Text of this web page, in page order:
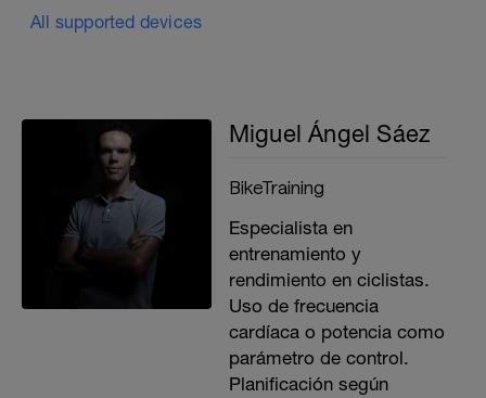
UNA CON LA OTRA)
3 series de 15 repeticiones por pierna //
30'' rec
https://www.youtube.com/watch?
v=IE3ZJezh-wc
______________
VUELTA A LA CALMA
10' de estiramientos suaves.
All supported devices
Miguel Ángel Sáez
BikeTraining
Especialista en
entrenamiento y
rendimiento en ciclistas.
Uso de frecuencia
cardíaca o potencia como
parámetro de control.
Planificación según